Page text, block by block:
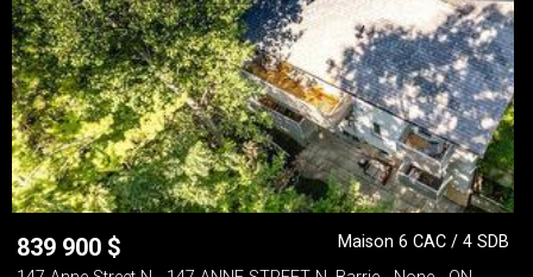
839 900 $
Maison 6 CAC / 4 SDB